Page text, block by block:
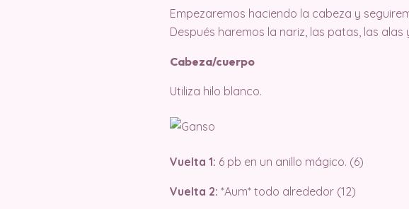
Empezaremos haciendo la cabeza y
Después haremos la nariz, las patas, las
Cabeza/cuerpo
Utiliza hilo blanco.
Vuelta 1: 6 pb en un anillo mágico. (6)
Vuelta 2: *Aum* todo alrededor (12)